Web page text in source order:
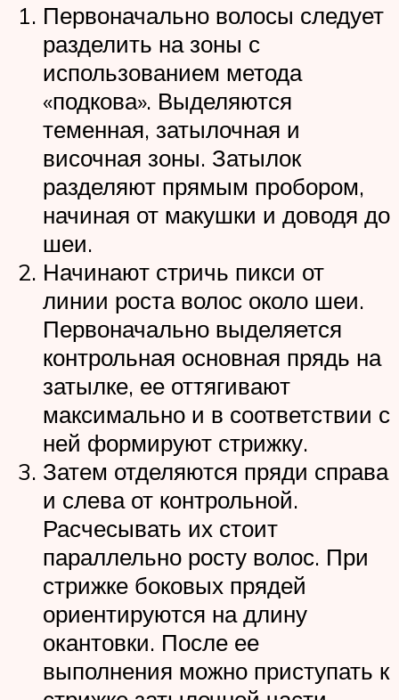
Первоначально волосы следует
разделить на зоны с
использованием метода
«подкова». Выделяются
теменная, затылочная и
височная зоны. Затылок
разделяют прямым пробором,
начиная от макушки и доводя до
шеи.
Начинают стричь пикси от
линии роста волос около шеи.
Первоначально выделяется
контрольная основная прядь на
затылке, ее оттягивают
максимально и в соответствии с
ней формируют стрижку.
Затем отделяются пряди справа
и слева от контрольной.
Расчесывать их стоит
параллельно росту волос. При
стрижке боковых прядей
ориентируются на длину
окантовки. После ее
выполнения можно приступать к